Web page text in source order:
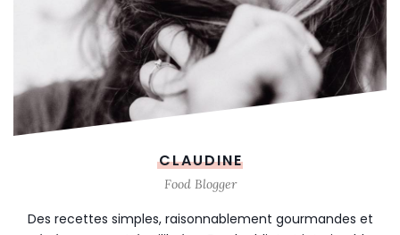
CLAUDINE
Food Blogger
Des recettes simples, raisonnablement gourmandes et